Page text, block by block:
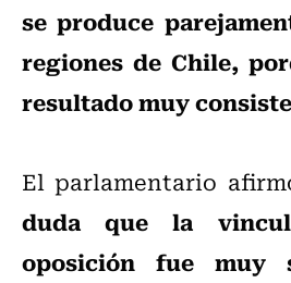
se produce
regiones de Chile,
resultado muy
El parlamentario
duda que la
oposición fue muy